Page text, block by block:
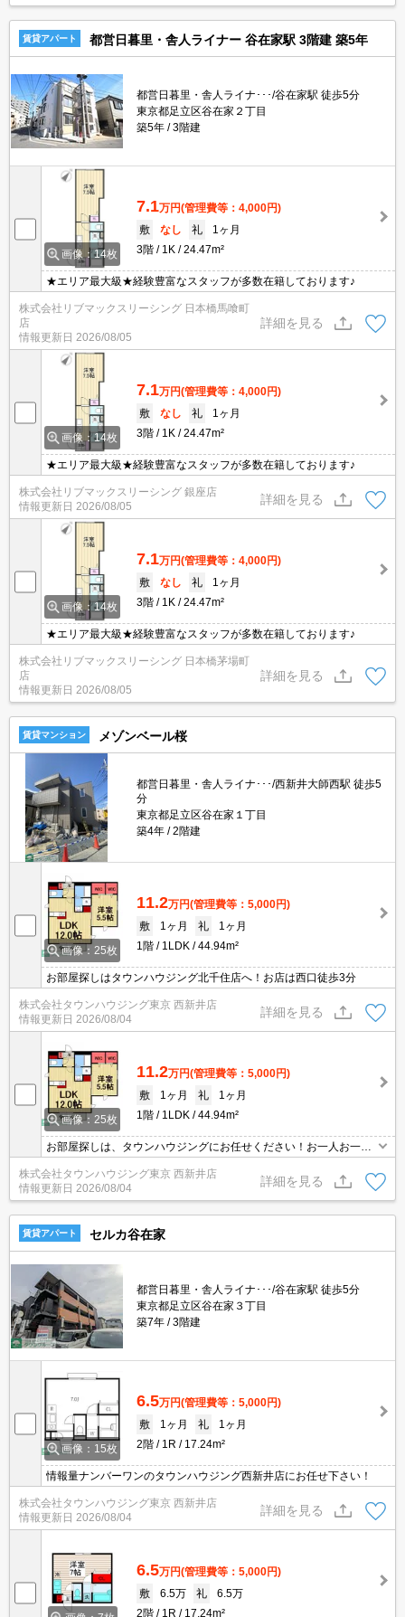
賃貸アパート 都営日暮里・舎人ライナー 谷在家駅 3階建 築5年
都営日暮里・舎人ライナ･･･/谷在家駅 徒歩5分
東京都足立区谷在家２丁目
築5年
3階建
画像：14枚
7.1万円(管理費等：4,000円)
敷
なし 礼
1ヶ月
3階
1K 24.47m²
★エリア最大級★経験豊富なスタッフが多数在籍しております♪
株式会社リブマックスリーシング 日本橋馬喰町
店
情報更新日 2026/08/05
詳細を見る
画像：14枚
7.1万円(管理費等：4,000円)
敷
なし 礼
1ヶ月
3階
1K 24.47m²
★エリア最大級★経験豊富なスタッフが多数在籍しております♪
株式会社リブマックスリーシング 銀座店
情報更新日 2026/08/05
詳細を見る
画像：14枚
7.1万円(管理費等：4,000円)
敷
なし 礼
1ヶ月
3階
1K 24.47m²
★エリア最大級★経験豊富なスタッフが多数在籍しております♪
株式会社リブマックスリーシング 日本橋茅場町
店
情報更新日 2026/08/05
詳細を見る
賃貸マンション メゾンベール桜
都営日暮里・舎人ライナ･･･/西新井大師西駅 徒歩5
分
東京都足立区谷在家１丁目
築4年
2階建
画像：25枚
11.2万円(管理費等：5,000円)
敷
1ヶ月 礼
1ヶ月
1階
1LDK 44.94m²
お部屋探しはタウンハウジング北千住店へ！お店は西口徒歩3分
株式会社タウンハウジング東京 西新井店
情報更新日 2026/08/04
詳細を見る
画像：25枚
11.2万円(管理費等：5,000円)
敷
1ヶ月 礼
1ヶ月
1階
1LDK 44.94m²
お部屋探しは、タウンハウジングにお任せください！お一人お一人
様に合ったお部屋をお探し致します。分からないことは何でもご相
談くださいませ。
株式会社タウンハウジング東京 西新井店
情報更新日 2026/08/04
詳細を見る
賃貸アパート セルカ谷在家
都営日暮里・舎人ライナ･･･/谷在家駅 徒歩5分
東京都足立区谷在家３丁目
築7年
3階建
画像：15枚
6.5万円(管理費等：5,000円)
敷
1ヶ月 礼
1ヶ月
2階
1R 17.24m²
情報量ナンバーワンのタウンハウジング西新井店にお任せ下さい！
株式会社タウンハウジング東京 西新井店
情報更新日 2026/08/04
詳細を見る
6.5万円(管理費等：5,000円)
敷
6.5万 礼
6.5万
2階
1R 17.24m²